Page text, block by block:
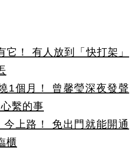
它！ 有人放到「快打架」
1個月！ 曾馨瑩深夜發聲
繫的事
今上路！ 免出門就能開通
櫃